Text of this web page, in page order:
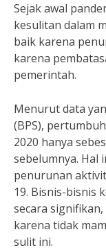
Sejak awal
kesulitan dalam
baik karena
karena
pemerintah.
Menurut data
(BPS),
2020 hanya
sebelumnya. Hal
penurunan
19. Bisnis-bisnis
secara
karena tidak
sulit ini.